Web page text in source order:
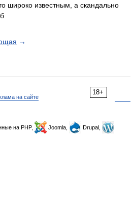
широко известным, а скандально
→
18+
на сайте
на PHP, Joomla,
Drupal,